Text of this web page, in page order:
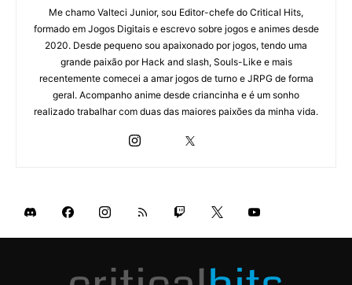
Me chamo Valteci Junior, sou Editor-chefe do Critical Hits,
formado em Jogos Digitais e escrevo sobre jogos e animes desde
2020. Desde pequeno sou apaixonado por jogos, tendo uma
grande paixão por Hack and slash, Souls-Like e mais
recentemente comecei a amar jogos de turno e JRPG de forma
geral. Acompanho anime desde criancinha e é um sonho
realizado trabalhar com duas das maiores paixões da minha vida.